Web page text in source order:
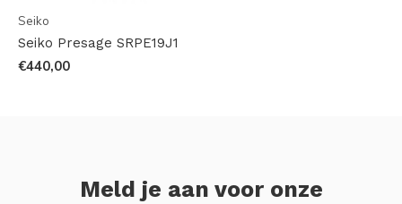
Seiko
Seiko Presage SRPE19J1
€440,00
Meld je aan voor onze